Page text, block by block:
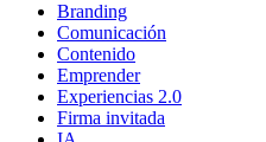
Branding
Comunicación
Contenido
Emprender
Experiencias 2.0
Firma invitada